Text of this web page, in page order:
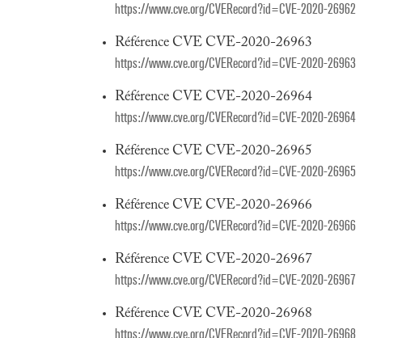
https://www.cve.org/CVERecord?id=CVE-2020-26962
Référence CVE CVE-2020-26963
https://www.cve.org/CVERecord?id=CVE-2020-26963
Référence CVE CVE-2020-26964
https://www.cve.org/CVERecord?id=CVE-2020-26964
Référence CVE CVE-2020-26965
https://www.cve.org/CVERecord?id=CVE-2020-26965
Référence CVE CVE-2020-26966
https://www.cve.org/CVERecord?id=CVE-2020-26966
Référence CVE CVE-2020-26967
https://www.cve.org/CVERecord?id=CVE-2020-26967
Référence CVE CVE-2020-26968
https://www.cve.org/CVERecord?id=CVE-2020-26968